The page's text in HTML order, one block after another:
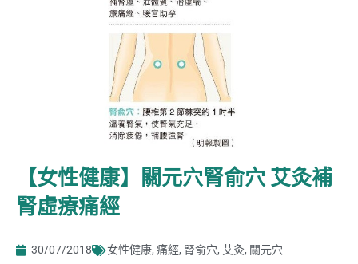
【女性健康】關元穴腎俞穴 艾灸補
腎虛療痛經
30/07/2018 女性健康, 痛經, 腎俞穴, 艾灸, 關元穴